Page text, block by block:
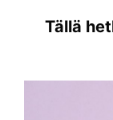
Tällä